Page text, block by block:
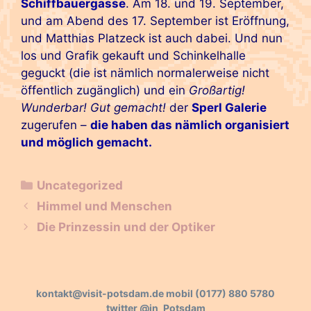
Schiffbauergasse. Am 18. und 19. September,
und am Abend des 17. September ist Eröffnung,
und Matthias Platzeck ist auch dabei. Und nun
los und Grafik gekauft und Schinkelhalle
geguckt (die ist nämlich normalerweise nicht
öffentlich zugänglich) und ein Großartig!
Wunderbar! Gut gemacht! der Sperl Galerie
zugerufen – die haben das nämlich organisiert
und möglich gemacht.
Kategorien
Uncategorized
Beitrags-
Navigation
Himmel und Menschen
Die Prinzessin und der Optiker
kontakt@visit-potsdam.de mobil (0177) 880 5780
twitter @in_Potsdam